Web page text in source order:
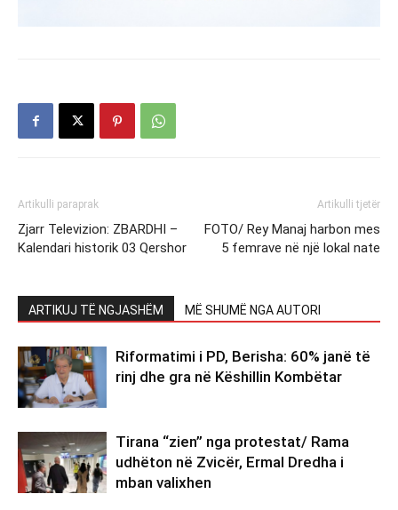
Artikulli paraprak
Zjarr Televizion: ZBARDHI –
Kalendari historik 03 Qershor
Artikulli tjetër
FOTO/ Rey Manaj harbon mes
5 femrave në një lokal nate
ARTIKUJ TË NGJASHËM MË SHUMË NGA AUTORI
Riformatimi i PD, Berisha: 60% janë të
rinj dhe gra në Këshillin Kombëtar
Tirana “zien” nga protestat/ Rama
udhëton në Zvicër, Ermal Dredha i
mban valixhen